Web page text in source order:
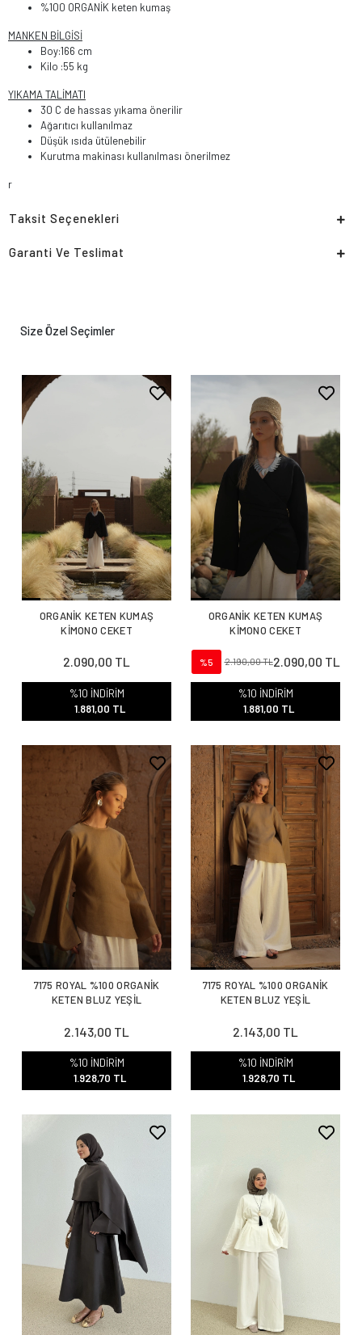
%100 ORGANİK keten kumaş
MANKEN BİLGİSİ
Boy:166 cm
Kilo :55 kg
YIKAMA TALİMATI
30 C de hassas yıkama önerilir
Ağarıtıcı kullanılmaz
Düşük ısıda ütülenebilir
Kurutma makinası kullanılması önerilmez
r
Taksit Seçenekleri
Garanti Ve Teslimat
Size Özel Seçimler
ORGANİK KETEN KUMAŞ
KİMONO CEKET
2.090,00 TL
%10 İNDİRİM
1.881,00 TL
ORGANİK KETEN KUMAŞ
KİMONO CEKET
%5 2.190,00 TL2.090,00 TL
%10 İNDİRİM
1.881,00 TL
7175 ROYAL %100 ORGANİK
KETEN BLUZ YEŞİL
2.143,00 TL
%10 İNDİRİM
1.928,70 TL
7175 ROYAL %100 ORGANİK
KETEN BLUZ YEŞİL
2.143,00 TL
%10 İNDİRİM
1.928,70 TL